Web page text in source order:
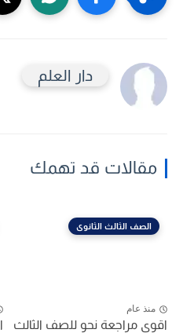
دار العلم
مقالات قد تهمك
الصف الثالث الثانوى
منذ عام
اقوى مراجعة نحو للصف الثالث